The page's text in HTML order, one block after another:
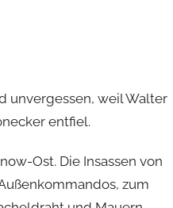
unvergessen, weil Walter
entfiel.
Ost. Die Insassen von
zum